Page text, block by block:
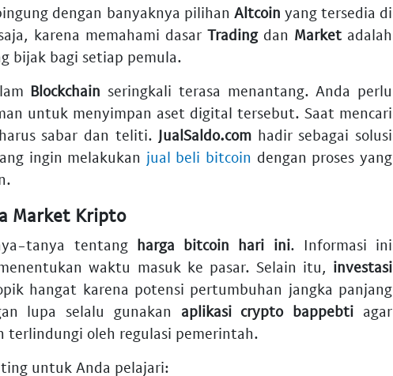
dengan banyaknya pilihan Altcoin yang tersedia di
karena memahami dasar Tradingdan Market adalah
bijak bagi setiap pemula.
Blockchain seringkali terasa menantang. Anda perlu
untuk menyimpan aset digital tersebut. Saat mencari
sabar dan teliti. JualSaldo.com hadir sebagai solusi
ingin melakukan jual beli bitcoin dengan proses yang
Market Kripto
tanya tentang harga bitcoin hari ini. Informasi ini
waktu masuk ke pasar. Selain itu, investasi
hangat karena potensi pertumbuhan jangka panjang
lupa selalu gunakan aplikasi crypto bappebti agar
terlindungi oleh regulasi pemerintah.
untuk Anda pelajari: